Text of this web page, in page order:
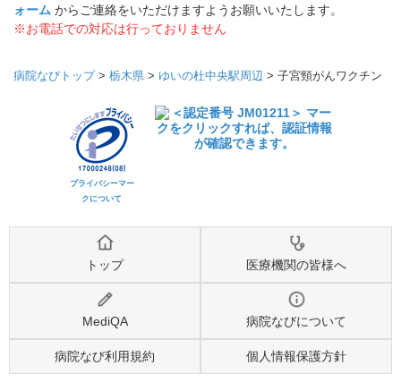
ォーム からご連絡をいただけますようお願いいたします。
※お電話での対応は行っておりません
病院なびトップ> 栃木県 > ゆいの杜中央駅周辺 > 子宮頸がんワクチン
プライバシーマー
クについて
トップ 医療機関の皆様へ
MediQA 病院なびについて
病院なび利用規約 個人情報保護方針